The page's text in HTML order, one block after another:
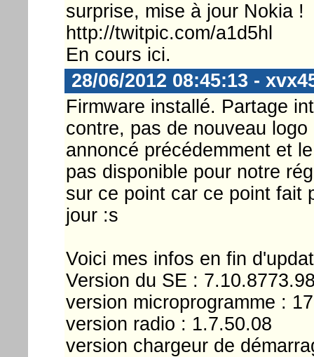
surprise, mise à jour Nokia !
http://twitpic.com/a1d5hl
En cours ici.
28/06/2012 08:45:13 -
Firmware installé. Partage
contre, pas de nouveau
annoncé précédemment et
pas disponible pour notre
sur ce point car ce point fait
jour :s
Voici mes infos en fin
Version du SE :
version microprogramme :
version radio : 1.7.50.08
version chargeur de